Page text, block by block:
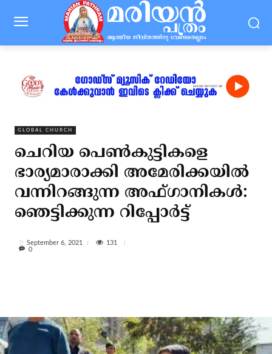
GLOBAL CHURCH
ചെറിയ പെണ്‍കുട്ടികളെ
ഭാര്യമാരാക്കി അമേരിക്കയില്‍
വന്നിറങ്ങുന്ന അഫ്ഗാനികള്‍:
ഞെട്ടിക്കുന്ന റിപ്പോര്‍ട്ട്
September 6, 2021
131
0